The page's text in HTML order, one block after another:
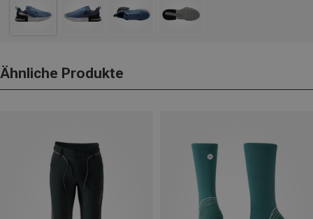
Ähnliche Produkte